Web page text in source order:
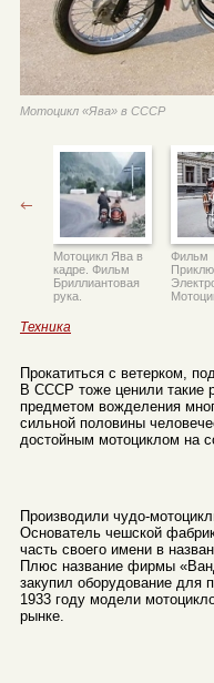
Мотоцикл «Ява» в СССР
Мотоцикл Ява в
кадре. Фильм
Бриллиантовая
рука.
Фильм
Техника
Прокатиться с ветерком,
В СССР тоже ценили такие
предметом вожделения
сильной половины
достойным мотоциклом на
Производили чудо-
Основатель чешской
часть своего имени в
Плюс название фирмы
закупил оборудование для
1933 году модели
рынке.